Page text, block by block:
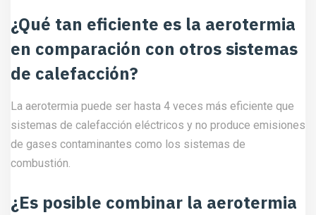
¿Qué tan eficiente es la aerotermia
en comparación con otros sistemas
de calefacción?
La aerotermia puede ser hasta 4 veces más eficiente que
sistemas de calefacción eléctricos y no produce emisiones
de gases contaminantes como los sistemas de
combustión.
¿Es posible combinar la aerotermia